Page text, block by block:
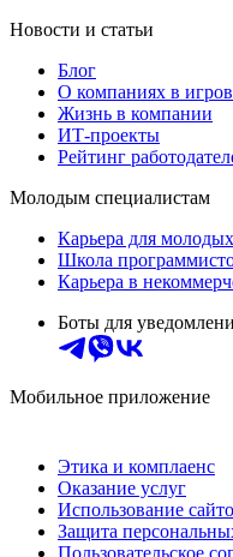
Новости и статьи
Блог
О компаниях в
Жизнь в компании
ИТ-проекты
Рейтинг
Молодым специалистам
Карьера для
Школа
Карьера в
Боты для
Мобильное приложение
Этика и комплаенс
Оказание услуг
Использование
Защита
Пользовательское